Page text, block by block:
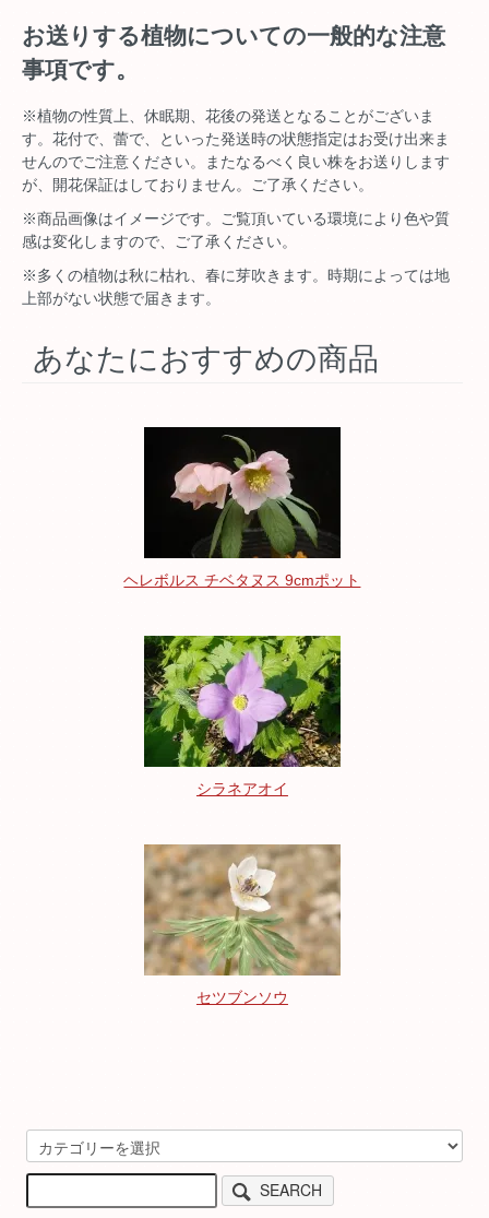
お送りする植物についての一般的な注意
事項です。
※植物の性質上、休眠期、花後の発送となることがございま
す。花付で、蕾で、といった発送時の状態指定はお受け出来ま
せんのでご注意ください。またなるべく良い株をお送りします
が、開花保証はしておりません。ご了承ください。
※商品画像はイメージです。ご覧頂いている環境により色や質
感は変化しますので、ご了承ください。
※多くの植物は秋に枯れ、春に芽吹きます。時期によっては地
上部がない状態で届きます。
あなたにおすすめの商品
ヘレボルス チベタヌス 9cmポット
シラネアオイ
セツブンソウ
SEARCH